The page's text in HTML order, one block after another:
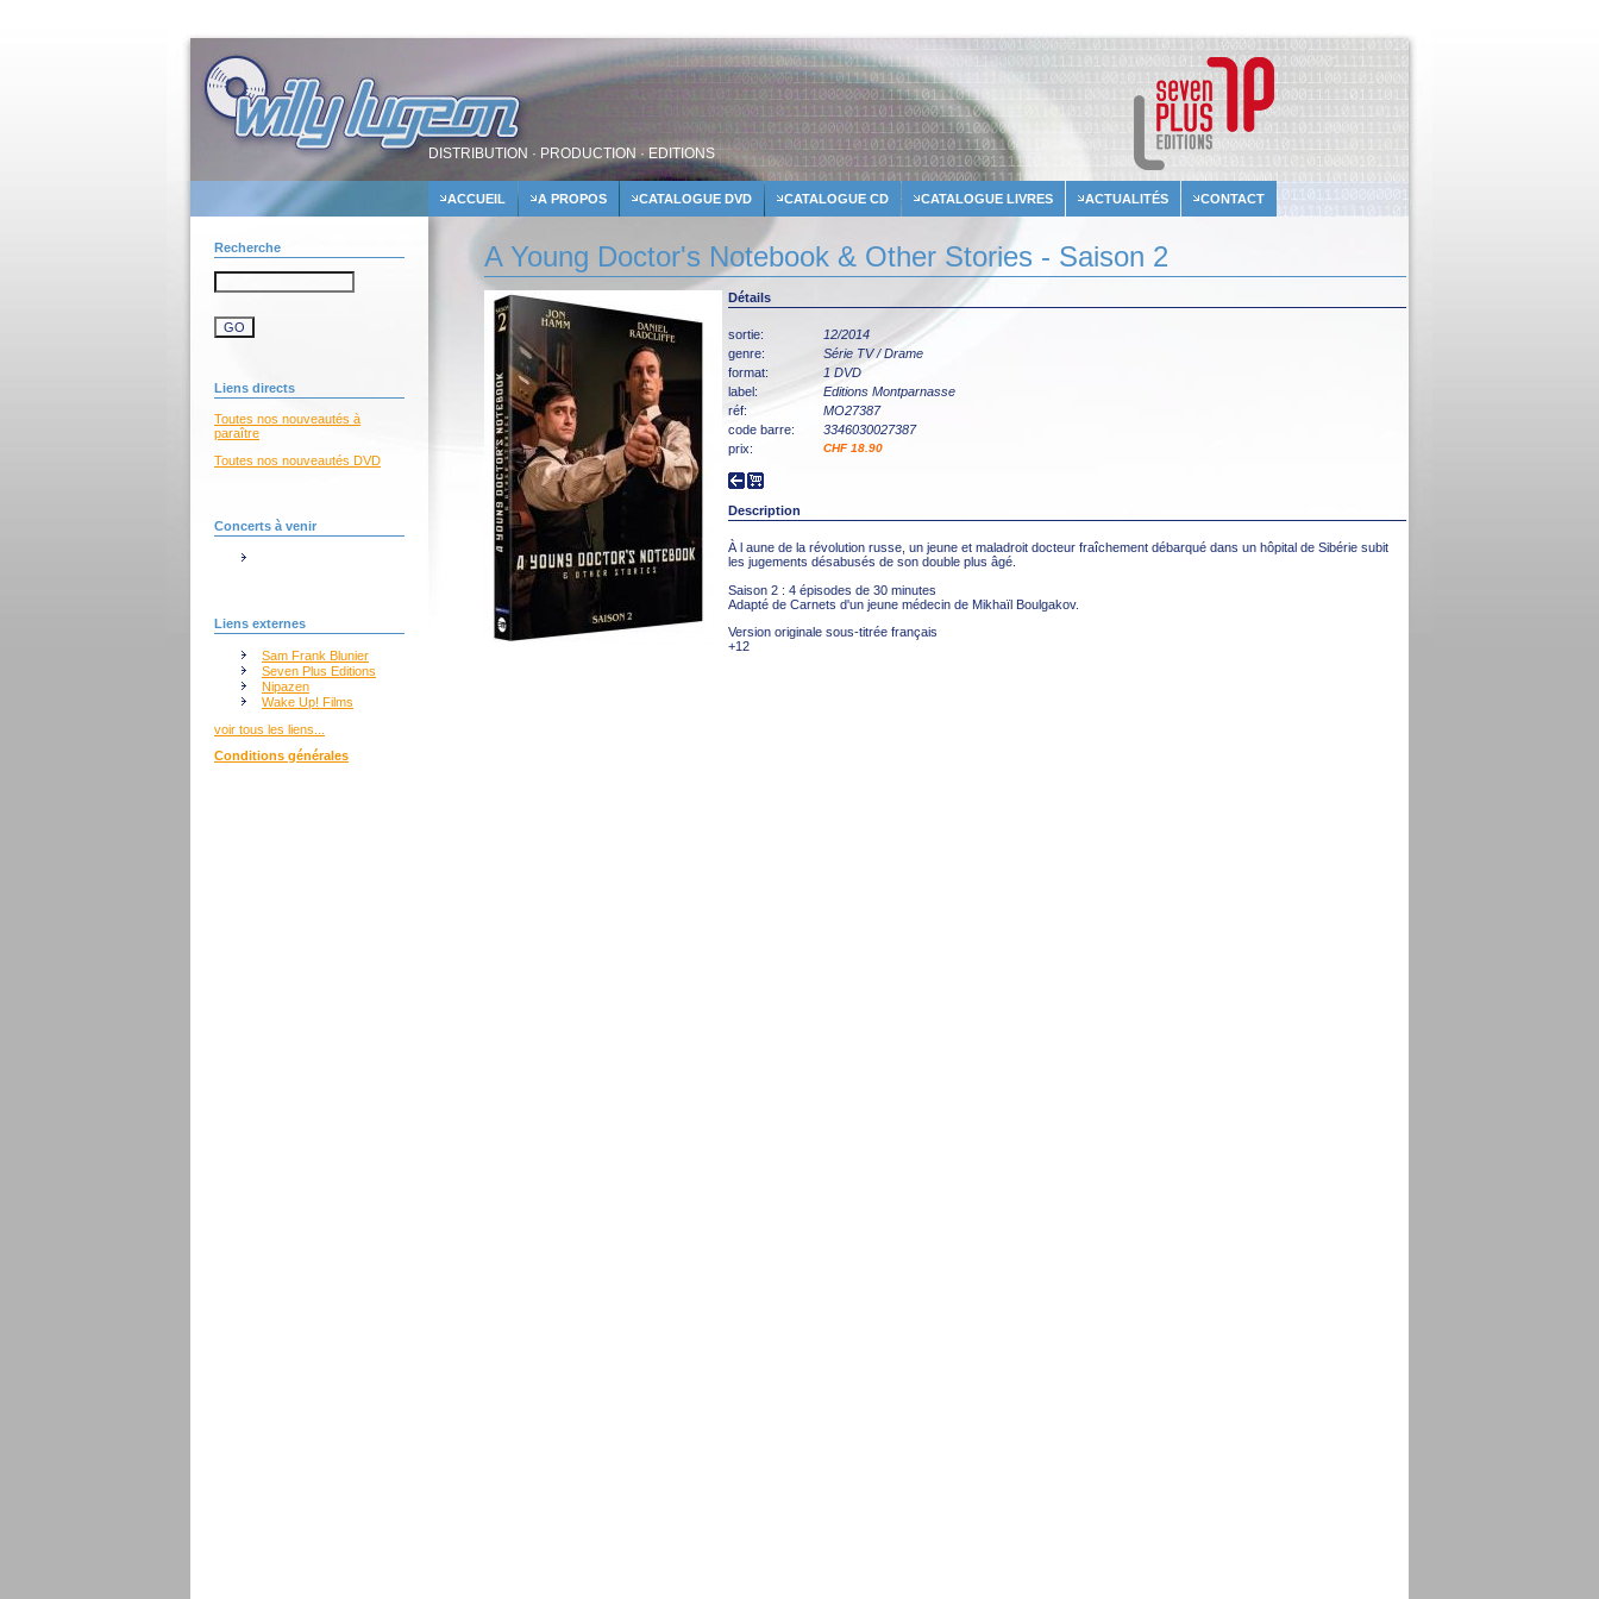
DISTRIBUTION · PRODUCTION · EDITIONS
ACCUEIL A PROPOS CATALOGUE DVD CATALOGUE CD CATALOGUE LIVRES ACTUALITÉS CONTACT
Recherche
Liens directs
Toutes nos nouveautés à
paraître
Toutes nos nouveautés DVD
Concerts à venir
Liens externes
Sam Frank Blunier
Seven Plus Editions
Nipazen
Wake Up! Films
voir tous les liens...
Conditions générales
A Young Doctor's Notebook & Other Stories - Saison 2
Détails
sortie:
12/2014
genre:
Série TV / Drame
format:
1 DVD
label:
Editions Montparnasse
réf:
MO27387
code barre:
3346030027387
prix:
CHF 18.90
Description
À l aune de la révolution russe, un jeune et maladroit docteur fraîchement débarqué dans un hôpital de Sibérie subit
les jugements désabusés de son double plus âgé.
Saison 2 : 4 épisodes de 30 minutes
Adapté de Carnets d'un jeune médecin de Mikhaïl Boulgakov.
Version originale sous-titrée français
+12